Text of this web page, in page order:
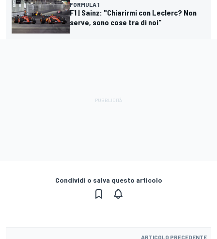
FORMULA 1
F1 | Sainz: "Chiarirmi con Leclerc? Non
serve, sono cose tra di noi"
Condividi o salva questo articolo
ARTICOLO PRECEDENTE